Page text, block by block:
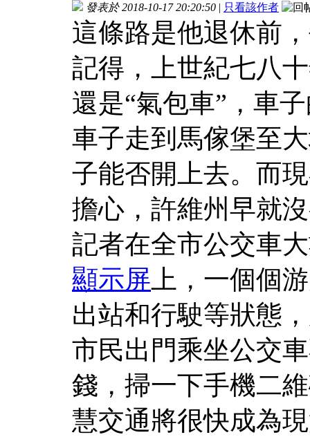
發表於 2018-10-17 20:20:50 | 只看該作者
這條路是他退休前
記得，上世紀七八
還是“氣包車”，車
車子走到馬傢堡至
子能否開上去。而
擔心，許維州早就
記者在全市公交車
顯示屏 上，一個個
出站和行駛等狀態
市民出門乘坐公交
錢，掃一下手機二
慧交通將很快成為